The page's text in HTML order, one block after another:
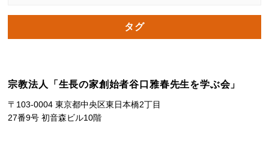
タグ
宗教法人「生長の家創始者谷口雅春先生を学ぶ会」
〒103-0004 東京都中央区東日本橋2丁目
27番9号 初音森ビル10階